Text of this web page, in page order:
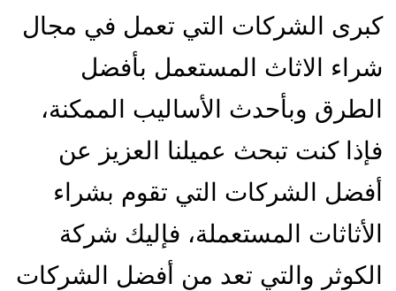
كبرى الشركات التي تعمل في مجال
شراء الاثاث المستعمل بأفضل
الطرق وبأحدث الأساليب الممكنة،
فإذا كنت تبحث عميلنا العزيز عن
أفضل الشركات التي تقوم بشراء
الأثاثات المستعملة، فإليك شركة
الكوثر والتي تعد من أفضل الشركات